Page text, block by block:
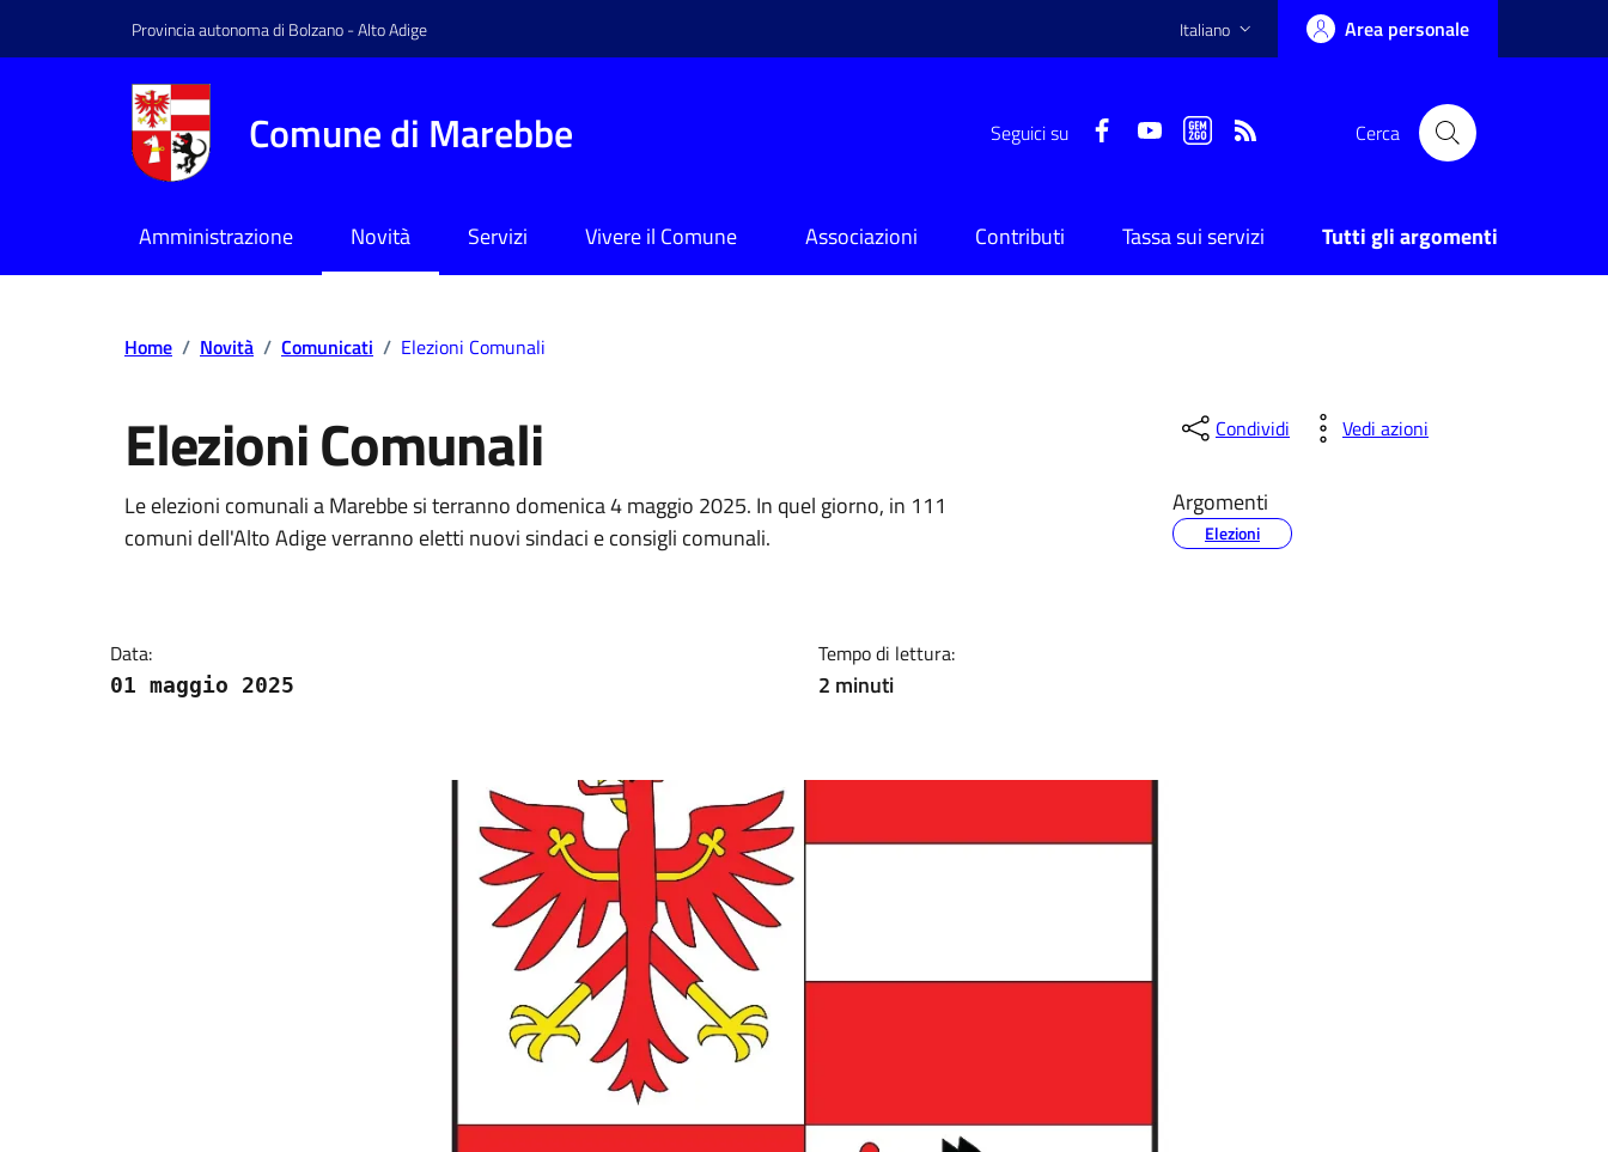
Provincia autonoma di Bolzano - Alto Adige Italiano Area personale
Comune di Marebbe Seguici su FacebookYouTubeGem2Go App Cerca
Amministrazione Novità Servizi Vivere il Comune Associazioni Contributi Tassa sui servizi Tutti gli argomenti
Home / Novità / Comunicati / Elezioni Comunali
Elezioni Comunali
Le elezioni comunali a Marebbe si terranno domenica 4 maggio 2025. In quel giorno, in 111
comuni dell'Alto Adige verranno eletti nuovi sindaci e consigli comunali.
Condividi Vedi azioni
Argomenti
Elezioni
Data:
01 maggio 2025
Tempo di lettura:
2 minuti